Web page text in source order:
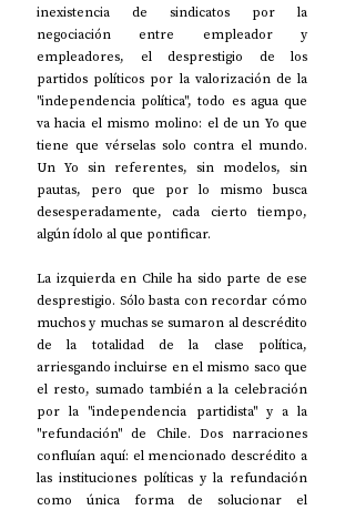
inexistencia de sindicatos por la
negociación entre empleador y
empleadores, el desprestigio de los
partidos políticos por la valorización de la
"independencia política", todo es agua que
va hacia el mismo molino: el de un Yo que
tiene que vérselas solo contra el mundo.
Un Yo sin referentes, sin modelos, sin
pautas, pero que por lo mismo busca
desesperadamente, cada cierto tiempo,
algún ídolo al que pontificar.
La izquierda en Chile ha sido parte de ese
desprestigio. Sólo basta con recordar cómo
muchos y muchas se sumaron al descrédito
de la totalidad de la clase política,
arriesgando incluirse en el mismo saco que
el resto, sumado también a la celebración
por la "independencia partidista" y a la
"refundación" de Chile. Dos narraciones
confluían aquí: el mencionado descrédito a
las instituciones políticas y la refundación
como única forma de solucionar el